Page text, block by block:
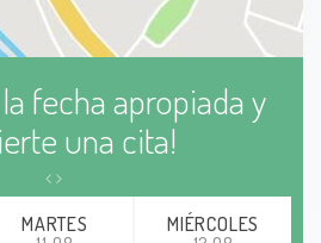
fecha apropiada y
una cita!
MARTES MIÉRCOLES